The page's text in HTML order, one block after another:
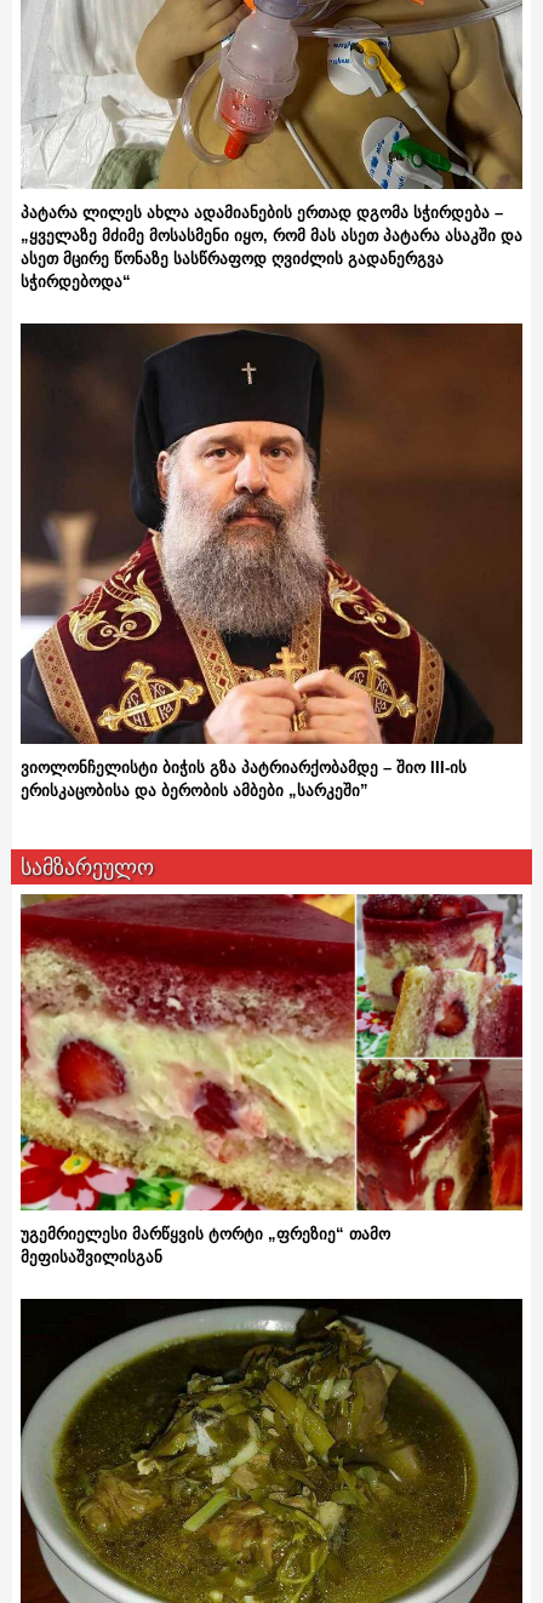
პატარა ლილეს ახლა ადამიანების ერთად დგომა სჭირდება –
„ყველაზე მძიმე მოსასმენი იყო, რომ მას ასეთ პატარა ასაკში და
ასეთ მცირე წონაზე სასწრაფოდ ღვიძლის გადანერგვა
სჭირდებოდა“
ვიოლონჩელისტი ბიჭის გზა პატრიარქობამდე – შიო III-ის
ერისკაცობისა და ბერობის ამბები „სარკეში”
სამზარეულო
უგემრიელესი მარწყვის ტორტი „ფრეზიე“ თამო
მეფისაშვილისგან